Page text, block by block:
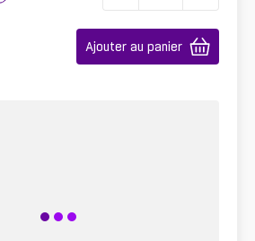
Ajouter au panier